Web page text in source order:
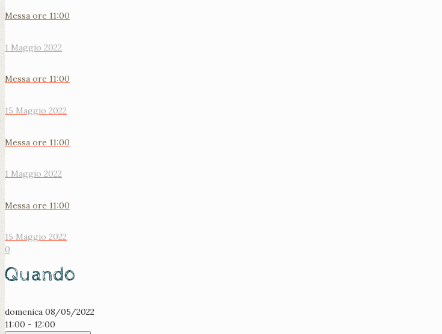
Messa ore 11:00
1 Maggio 2022
Messa ore 11:00
15 Maggio 2022
Messa ore 11:00
1 Maggio 2022
Messa ore 11:00
15 Maggio 2022
0
Quando
domenica 08/05/2022
11:00 - 12:00